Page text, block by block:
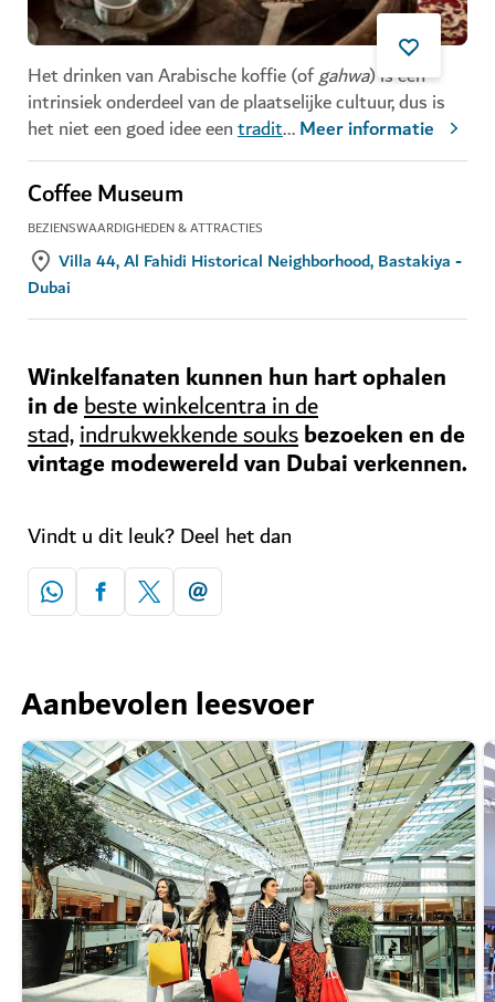
Het drinken van Arabische koffie (ofgahwa) is een
intrinsiek onderdeel van de plaatselijke cultuur, dus is
het niet een goed idee eentradit...Meer informatie
Coffee Museum
BEZIENSWAARDIGHEDEN & ATTRACTIES
Villa 44, Al Fahidi Historical Neighborhood, Bastakiya -
Dubai
Winkelfanaten kunnen hun hart ophalen
in debeste winkelcentra in de
stad,indrukwekkende souksbezoeken en de
vintage modewereld van Dubai verkennen.
Vindt u dit leuk? Deel het dan
Aanbevolen leesvoer